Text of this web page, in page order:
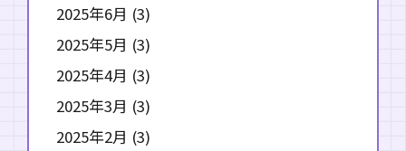
2025年6月 (3)
2025年5月 (3)
2025年4月 (3)
2025年3月 (3)
2025年2月 (3)